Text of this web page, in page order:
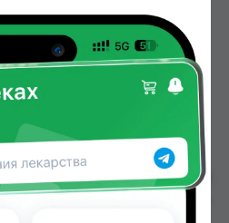
(НАЗИВИН НАЗЕНСПРЕЙ)
в аптеках, Дорухона